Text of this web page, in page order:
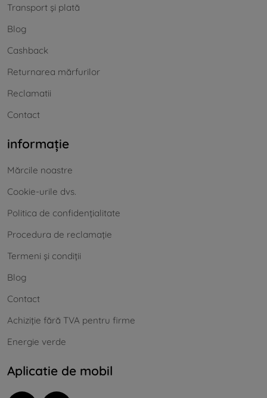
Transport și plată
Blog
Cashback
Returnarea mărfurilor
Reclamatii
Contact
informație
Mărcile noastre
Cookie-urile dvs.
Politica de confidențialitate
Procedura de reclamație
Termeni și condiții
Blog
Contact
Achiziție fără TVA pentru firme
Energie verde
Aplicatie de mobil